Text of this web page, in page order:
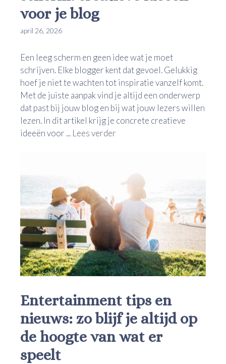
voor je blog
april 26, 2026
Een leeg scherm en geen idee wat je moet
schrijven. Elke blogger kent dat gevoel. Gelukkig
hoef je niet te wachten tot inspiratie vanzelf komt.
Met de juiste aanpak vind je altijd een onderwerp
dat past bij jouw blog en bij wat jouw lezers willen
lezen. In dit artikel krijg je concrete creatieve
ideeën voor ... Lees verder
Entertainment tips en
nieuws: zo blijf je altijd op
de hoogte van wat er
speelt